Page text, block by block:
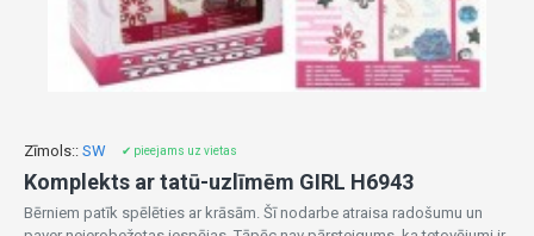
Zīmols:: SW ✔ pieejams uz vietas
Komplekts ar tatū-uzlīmēm GIRL H6943
Bērniem patīk spēlēties ar krāsām. Šī nodarbe atraisa radošumu un